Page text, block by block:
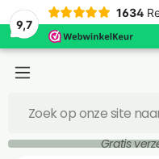
9,7
1634
Gratis